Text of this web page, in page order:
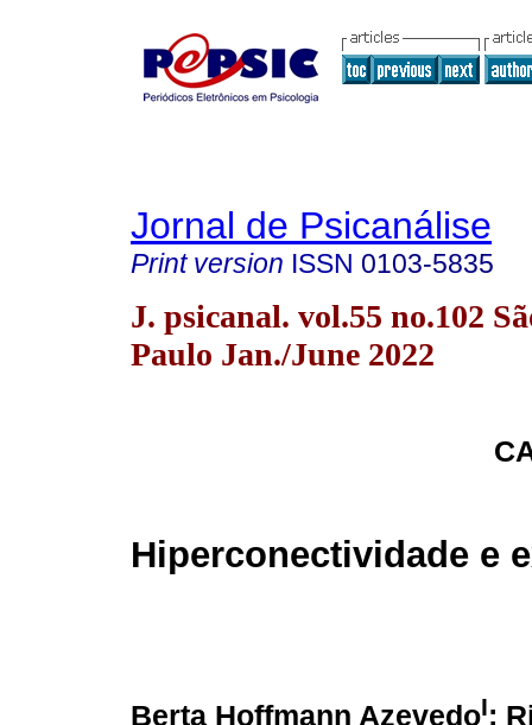
Jornal de Psicanálise
Print version ISSN 0103-5835
J. psicanal. vol.55 no.102
Paulo Jan./June 2022
Hiperconectividade e
Berta Hoffmann AzevedoI;